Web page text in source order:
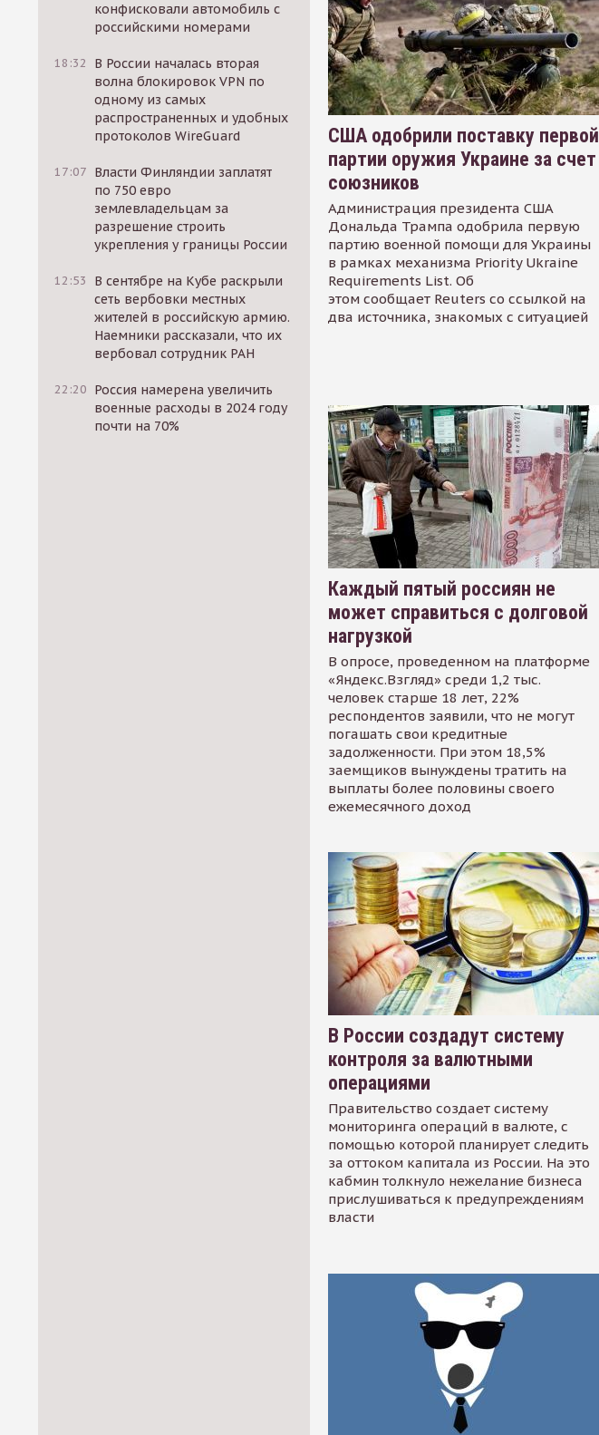
конфисковали автомобиль с
российскими номерами
18:32
В России началась вторая
волна блокировок VPN по
одному из самых
распространенных и удобных
протоколов WireGuard
17:07 Власти Финляндии заплатят
по 750 евро
землевладельцам за
разрешение строить
укрепления у границы России
12:53
В сентябре на Кубе раскрыли
сеть вербовки местных
жителей в российскую армию.
Наемники рассказали, что их
вербовал сотрудник РАН
22:20 Россия намерена увеличить
военные расходы в 2024 году
почти на 70%
США одобрили поставку первой
партии оружия Украине за счет
союзников
Администрация президента США
Дональда Трампа одобрила первую
партию военной помощи для Украины
в рамках механизма Priority Ukraine
Requirements List. Об
этом сообщает Reuters со ссылкой на
два источника, знакомых с ситуацией
Каждый пятый россиян не
может справиться с долговой
нагрузкой
В опросе, проведенном на платформе
«Яндекс.Взгляд» среди 1,2 тыс.
человек старше 18 лет, 22%
респондентов заявили, что не могут
погашать свои кредитные
задолженности. При этом 18,5%
заемщиков вынуждены тратить на
выплаты более половины своего
ежемесячного доход
В России создадут систему
контроля за валютными
операциями
Правительство создает систему
мониторинга операций в валюте, с
помощью которой планирует следить
за оттоком капитала из России. На это
кабмин толкнуло нежелание бизнеса
прислушиваться к предупреждениям
власти